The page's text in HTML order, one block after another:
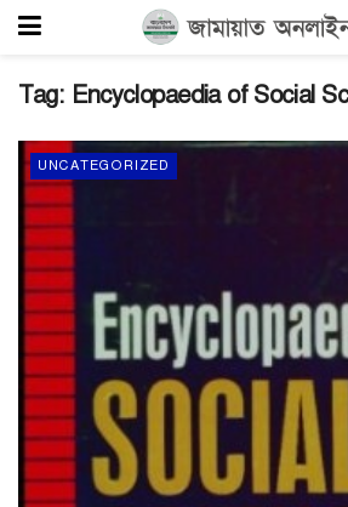
Tag: Encyclopaedia of Social
UNCATEGORIZED